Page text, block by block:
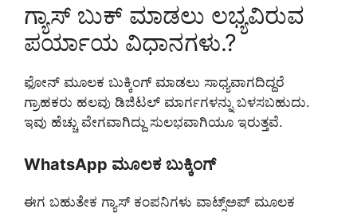
ಗ್ಯಾಸ್ ಬುಕ್ ಮಾಡಲು ಲಭ್ಯವಿರುವ
ಪರ್ಯಾಯ ವಿಧಾನಗಳು.?
ಫೋನ್ ಮೂಲಕ ಬುಕ್ಕಿಂಗ್ ಮಾಡಲು ಸಾಧ್ಯವಾಗದಿದ್ದರೆ
ಗ್ರಾಹಕರು ಹಲವು ಡಿಜಿಟಲ್ ಮಾರ್ಗಗಳನ್ನು ಬಳಸಬಹುದು.
ಇವು ಹೆಚ್ಚು ವೇಗವಾಗಿದ್ದು ಸುಲಭವಾಗಿಯೂ ಇರುತ್ತವೆ.
WhatsApp ಮೂಲಕ ಬುಕ್ಕಿಂಗ್
ಈಗ ಬಹುತೇಕ ಗ್ಯಾಸ್ ಕಂಪನಿಗಳು ವಾಟ್ಸ್ಅಪ್ ಮೂಲಕ